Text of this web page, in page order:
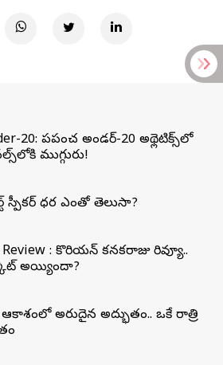
20: ప్రపంచ అండర్-20 అథ్లెటిక్స్‌లో
ముగ్గురు!
స్పీకర్ ధర ఎంతో తెలుసా?
Review : కొరియన్ కనకరాజు రివ్యూ..
అయ్యిందా?
ఆకాశంలో అరుదైన అద్భుతం.. ఒకే రాత్రి